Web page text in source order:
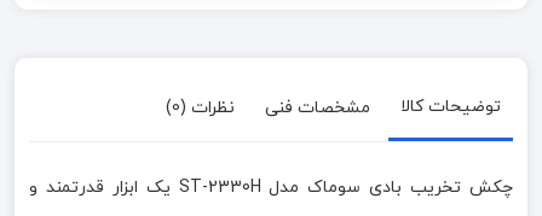
توضیحات کالا مشخصات فنی نظرات (0)
چکش تخریب بادی سوماک مدل ST-2330H یک ابزار قدرتمند و